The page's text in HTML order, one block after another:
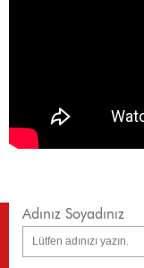
Adınız Soyadınız